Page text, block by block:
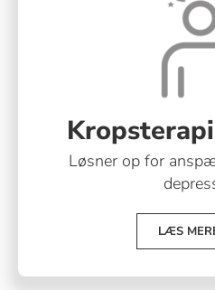
Løsner op for
LÆS